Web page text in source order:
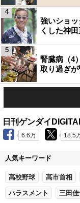
強いショ
くした神
4
腎臓病（4
取り過ぎ
5
日刊ゲンダイ
6.6万 18.5
人気キーワード
高校野球 高市首相
ハラスメント 三田